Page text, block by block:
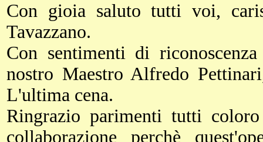
Con gioia saluto tutti voi,
Tavazzano.
Con sentimenti di
nostro Maestro Alfredo
L'ultima cena.
Ringrazio parimenti tutti
collaborazione perchè